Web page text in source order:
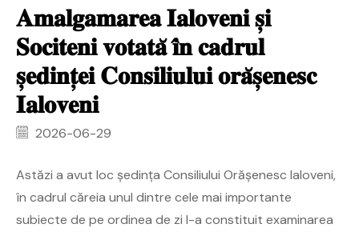
𝐀𝐦𝐚𝐥𝐠𝐚𝐦𝐚𝐫𝐞𝐚 𝐈𝐚𝐥𝐨𝐯𝐞𝐧𝐢 𝐬̦𝐢
𝐒𝐨𝐜𝐢𝐭𝐞𝐧𝐢 𝐯𝐨𝐭𝐚𝐭𝐚̆ 𝐢̂𝐧 𝐜𝐚𝐝𝐫𝐮𝐥
𝐬̦𝐞𝐝𝐢𝐧𝐭̦𝐞𝐢 𝐂𝐨𝐧𝐬𝐢𝐥𝐢𝐮𝐥𝐮𝐢 𝐨𝐫𝐚̆𝐬̦𝐞𝐧𝐞𝐬𝐜
𝐈𝐚𝐥𝐨𝐯𝐞𝐧𝐢
2026-06-29
Astăzi a avut loc ședința Consiliului Orășenesc Ialoveni,
în cadrul căreia unul dintre cele mai importante
subiecte de pe ordinea de zi l-a constituit examinarea